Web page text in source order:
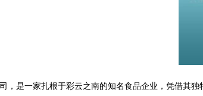
，是一家扎根于彩云之南的知名食品企业，凭借其